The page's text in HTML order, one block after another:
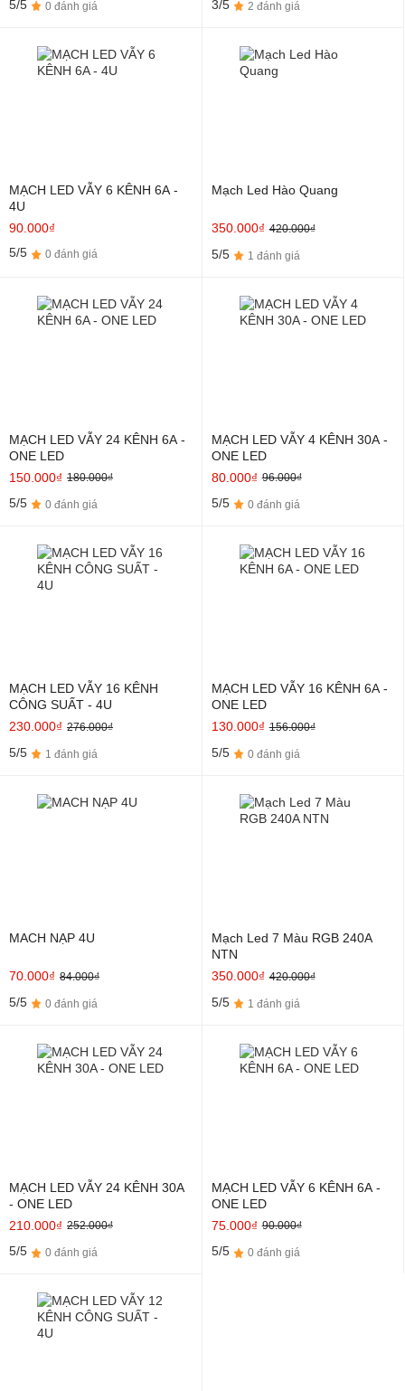
5/5 0 đánh giá 3/5 2 đánh giá
MẠCH LED VẪY 6 KÊNH 6A -
4U
90.000₫
5/5
0 đánh giá
Mạch Led Hào Quang
350.000₫ 420.000₫
5/5 1 đánh giá
MẠCH LED VẪY 24 KÊNH 6A -
ONE LED
150.000₫ 180.000₫
5/5 0 đánh giá
MẠCH LED VẪY 4 KÊNH 30A -
ONE LED
80.000₫ 96.000₫
5/5 0 đánh giá
MẠCH LED VẪY 16 KÊNH
CÔNG SUẤT - 4U
230.000₫ 276.000₫
5/5 1 đánh giá
MẠCH LED VẪY 16 KÊNH 6A -
ONE LED
130.000₫ 156.000₫
5/5 0 đánh giá
MACH NẠP 4U
70.000₫ 84.000₫
5/5 0 đánh giá
Mạch Led 7 Màu RGB 240A
NTN
350.000₫ 420.000₫
5/5 1 đánh giá
MẠCH LED VẪY 24 KÊNH 30A
- ONE LED
210.000₫ 252.000₫
5/5 0 đánh giá
MẠCH LED VẪY 6 KÊNH 6A -
ONE LED
75.000₫ 90.000₫
5/5 0 đánh giá